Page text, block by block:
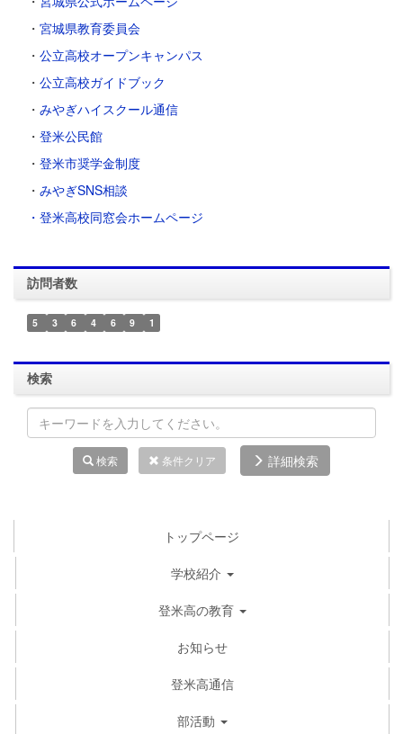
・ 宮城県教育委員会
・ 公立高校オープンキャンパス
・ 公立高校ガイドブック
・ みやぎハイスクール通信
・ 登米公民館
・ 登米市奨学金制度
・ みやぎSNS相談
・登米高校同窓会ホームページ
訪問者数
5 3 6 4 6 9 1
検索
検索 条件クリア 詳細検索
トップページ
学校紹介
登米高の教育
お知らせ
登米高通信
部活動